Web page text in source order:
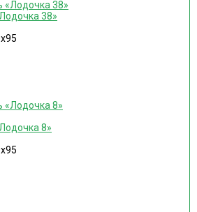
38»
8»